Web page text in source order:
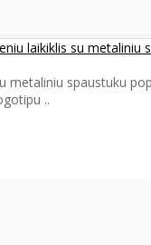
laikiklis su metaliniu
metaliniu spaustuku
..